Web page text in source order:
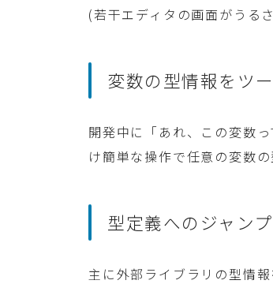
(若干エディタの画面がうる
変数の型情報をツ
開発中に「あれ、この変数
け簡単な操作で任意の変数
型定義へのジャンプ
主に外部ライブラリの型情